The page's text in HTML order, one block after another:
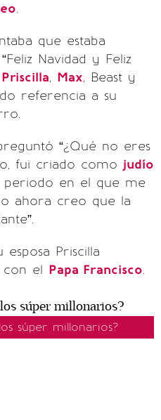
.
que estaba
Navidad y Feliz
Priscilla, Max, Beast y
referencia a su
“¿Qué no eres
fui criado como judío
periodo en el que me
ahora creo que la
Priscilla
con el Papa Francisco.
súper millonarios?